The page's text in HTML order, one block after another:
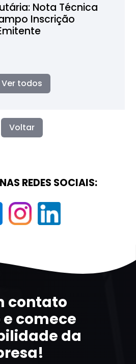
Nota Técnica
Inscrição
Ver todos
Voltar
REDES SOCIAIS:
contato
comece
da